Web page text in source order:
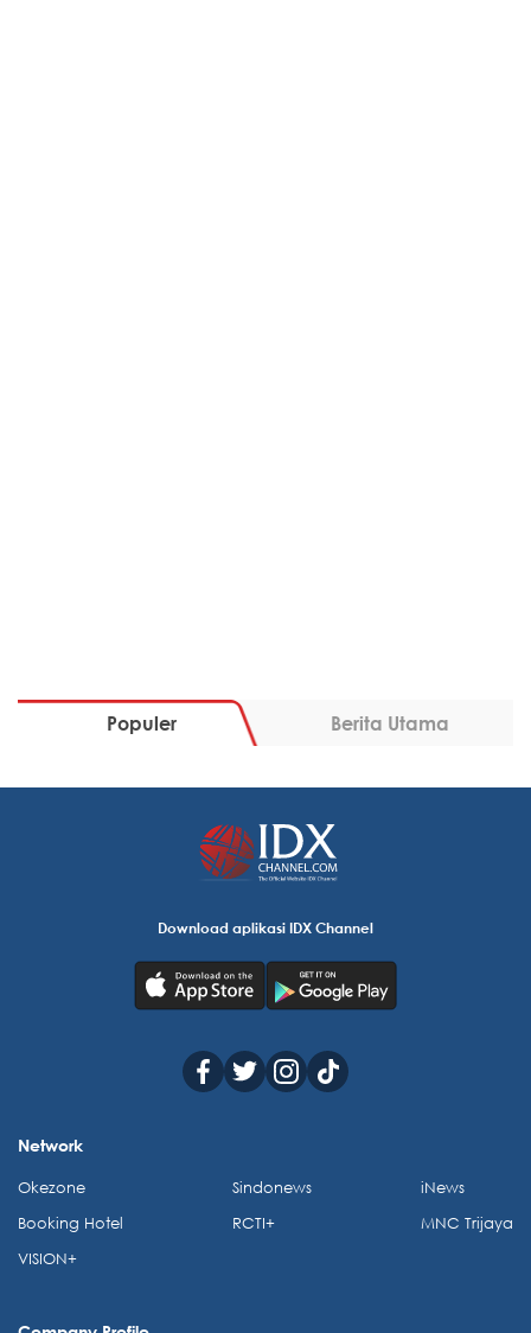
Populer Berita Utama
Download aplikasi IDX Channel
Network
Okezone
Booking Hotel
VISION+
Sindonews
RCTI+
iNews
MNC Trijaya